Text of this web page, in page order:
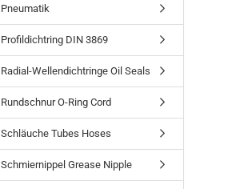
Pneumatik
Profildichtring DIN 3869
Radial-Wellendichtringe Oil Seals
Rundschnur O-Ring Cord
Schläuche Tubes Hoses
Schmiernippel Grease Nipple